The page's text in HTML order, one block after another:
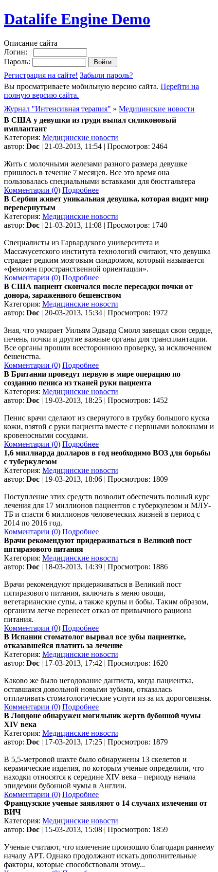
Datalife Engine Demo
Описание сайта
Логин:
Пароль:
Регистрация на сайте! Забыли пароль?
Вы просматриваете мобильную версию сайта. Перейти на
полную версию сайта.
Журнал "Интенсивная терапия" » Медицинские новости
В США у девушки из груди выпал силиконовый
имплантант
Категория: Медицинские новости
автор: Doc | 21-03-2013, 11:54 | Просмотров: 2464
Жить с молочными железами разного размера девушке
пришлось в течение 7 месяцев. Все это время она
пользовалась специальными вставками для бюстгальтера
Комментарии (0) Подробнее
В Сербии живет уникальная девушка, которая видит мир
перевернутым
Категория: Медицинские новости
автор: Doc | 21-03-2013, 11:08 | Просмотров: 1740
Специалисты из Гарвардского университета и
Массачусетского института технологий считают, что девушка
страдает редким мозговым синдромом, который называется
«феномен пространственной ориентации».
Комментарии (0) Подробнее
В США пациент скончался после пересадки почки от
донора, зараженного бешенством
Категория: Медицинские новости
автор: Doc | 20-03-2013, 15:34 | Просмотров: 1972
Зная, что умирает Уильям Эдвард Смолл завещал свои сердце,
печень, почки и другие важные органы для трансплантации.
Все органы прошли всестороннюю проверку, за исключением
бешенства.
Комментарии (0) Подробнее
В Британии проведут первую в мире операцию по
созданию пениса из тканей руки пациента
Категория: Медицинские новости
автор: Doc | 19-03-2013, 18:25 | Просмотров: 1452
Пенис врачи сделают из свернутого в трубку большого куска
кожи, взятой с руки пациента вместе с нервными волокнами и
кровеносными сосудами.
Комментарии (0) Подробнее
1,6 миллиарда долларов в год необходимо ВОЗ для борьбы
с туберкулезом
Категория: Медицинские новости
автор: Doc | 19-03-2013, 18:06 | Просмотров: 1809
Поступление этих средств позволит обеспечить полный курс
лечения для 17 миллионов пациентов с туберкулезом и МЛУ-
ТБ и спасти 6 миллионов человеческих жизней в период с
2014 по 2016 год.
Комментарии (0) Подробнее
Врачи рекомендуют придерживаться в Великий пост
пятиразового питания
Категория: Медицинские новости
автор: Doc | 18-03-2013, 14:39 | Просмотров: 1886
Врачи рекомендуют придерживаться в Великий пост
пятиразового питания, включать в меню овощи,
вегетарианские супы, а также крупы и бобы. Таким образом,
организм легче перенесет отказ от привычного рациона
питания.
Комментарии (0) Подробнее
В Испании стоматолог вырвал все зубы пациентке,
отказавшейся платить за лечение
Категория: Медицинские новости
автор: Doc | 17-03-2013, 17:42 | Просмотров: 1620
Каково же было негодование дантиста, когда пациентка,
оставшаяся довольной новыми зубами, отказалась
отплачивать стоматологические услуги из-за их дороговизны.
Комментарии (0) Подробнее
В Лондоне обнаружен могильник жертв бубонной чумы
XIV века
Категория: Медицинские новости
автор: Doc | 17-03-2013, 17:25 | Просмотров: 1879
В 5,5-метровой шахте было обнаружены 13 скелетов и
керамические изделия, по которым ученые определили, что
находки относятся к середине XIV века – периоду начала
эпидемии бубонной чумы в Англии.
Комментарии (0) Подробнее
Французские ученые заявляют о 14 случаях излечения от
ВИЧ
Категория: Медицинские новости
автор: Doc | 15-03-2013, 15:08 | Просмотров: 1859
Ученые считают, что излечение произошло благодаря раннему
началу АРТ. Однако продолжают искать дополнительные
факторы, которые способствовали этому...